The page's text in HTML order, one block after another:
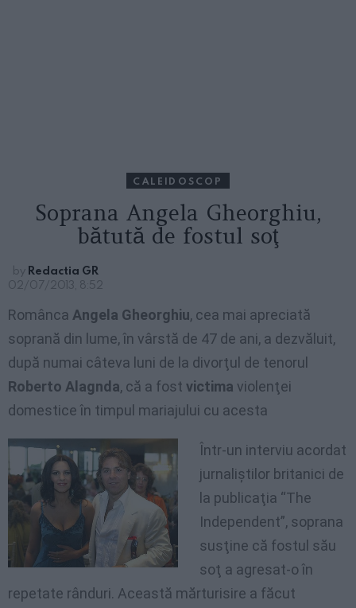
CALEIDOSCOP
Soprana Angela Gheorghiu,
bătută de fostul soţ
by Redactia GR
02/07/2013, 8:52
Românca Angela Gheorghiu, cea mai apreciată
soprană din lume, în vârstă de 47 de ani, a dezvăluit,
după numai câteva luni de la divorţul de tenorul
Roberto Alagnda, că a fost victima violenţei
domestice în timpul mariajului cu acesta
Într-un interviu acordat
jurnaliştilor britanici de
la publicaţia “The
Independent”, soprana
susţine că fostul său
soţ a agresat-o în
repetate rânduri. Această mărturisire a făcut